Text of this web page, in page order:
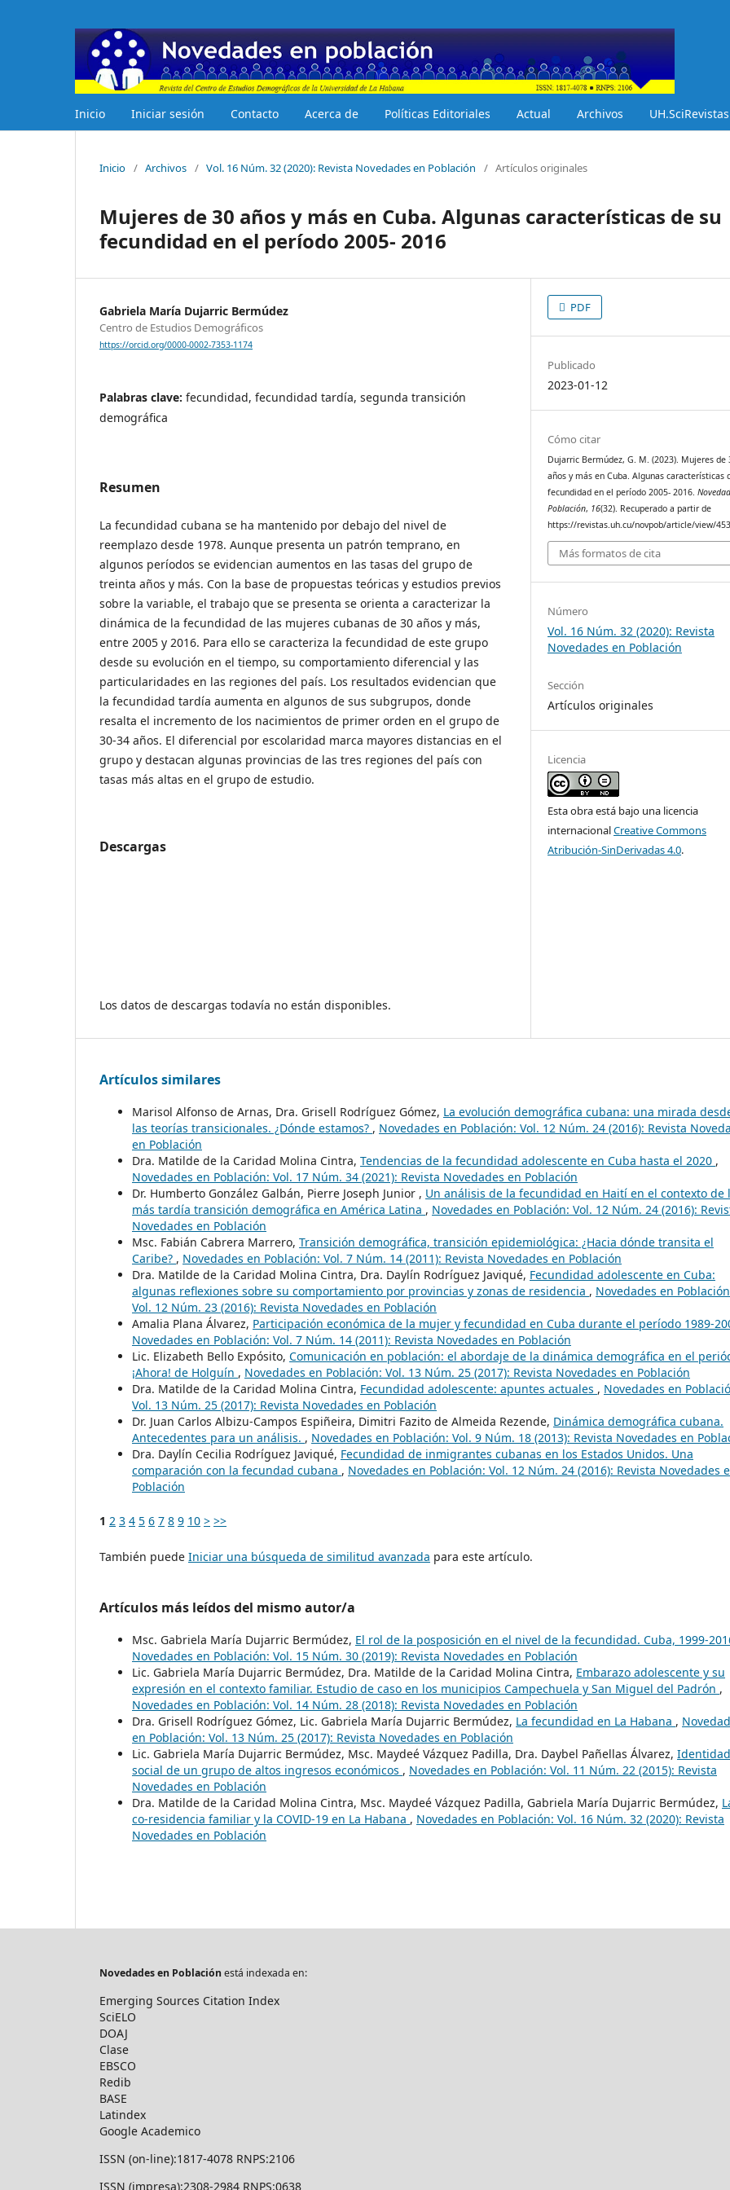
Inicio Iniciar sesión Contacto Acerca de Políticas Editoriales Actual Archivos UH.SciRevistas
Inicio / Archivos / Vol. 16 Núm. 32 (2020): Revista Novedades en Población / Artículos originales
Mujeres de 30 años y más en Cuba. Algunas características de su
fecundidad en el período 2005- 2016
Gabriela María Dujarric Bermúdez
Centro de Estudios Demográficos
https://orcid.org/0000-0002-7353-1174
Palabras clave: fecundidad, fecundidad tardía, segunda transición
demográfica
Resumen
La fecundidad cubana se ha mantenido por debajo del nivel de
reemplazo desde 1978. Aunque presenta un patrón temprano, en
algunos períodos se evidencian aumentos en las tasas del grupo de
treinta años y más. Con la base de propuestas teóricas y estudios previos
sobre la variable, el trabajo que se presenta se orienta a caracterizar la
dinámica de la fecundidad de las mujeres cubanas de 30 años y más,
entre 2005 y 2016. Para ello se caracteriza la fecundidad de este grupo
desde su evolución en el tiempo, su comportamiento diferencial y las
particularidades en las regiones del país. Los resultados evidencian que
la fecundidad tardía aumenta en algunos de sus subgrupos, donde
resalta el incremento de los nacimientos de primer orden en el grupo de
30-34 años. El diferencial por escolaridad marca mayores distancias en el
grupo y destacan algunas provincias de las tres regiones del país con
tasas más altas en el grupo de estudio.
Descargas
Los datos de descargas todavía no están disponibles.
PDF
Publicado
2023-01-12
Cómo citar
Dujarric Bermúdez, G. M. (2023). Mujeres de
años y más en Cuba. Algunas características
fecundidad en el período 2005- 2016.
Población, 16(32). Recuperado a partir de
https://revistas.uh.cu/novpob/article/view/453
Más formatos de cita
Número
Vol. 16 Núm. 32 (2020): Revista
Novedades en Población
Sección
Artículos originales
Licencia
Esta obra está bajo una licencia
internacionalCreative Commons
Atribución-SinDerivadas 4.0.
Artículos similares
Marisol Alfonso de Arnas, Dra. Grisell Rodríguez Gómez, La evolución demográfica cubana: una mirada
las teorías transicionales. ¿Dónde estamos? , Novedades en Población: Vol. 12 Núm. 24 (2016): Revista
en Población
Dra. Matilde de la Caridad Molina Cintra, Tendencias de la fecundidad adolescente en Cuba hasta el 2020 ,
Novedades en Población: Vol. 17 Núm. 34 (2021): Revista Novedades en Población
Dr. Humberto González Galbán, Pierre Joseph Junior , Un análisis de la fecundidad en Haití en el contexto de
más tardía transición demográfica en América Latina , Novedades en Población: Vol. 12 Núm. 24 (2016):
Novedades en Población
Msc. Fabián Cabrera Marrero, Transición demográfica, transición epidemiológica: ¿Hacia dónde transita el
Caribe? , Novedades en Población: Vol. 7 Núm. 14 (2011): Revista Novedades en Población
Dra. Matilde de la Caridad Molina Cintra, Dra. Daylín Rodríguez Javiqué, Fecundidad adolescente en Cuba:
algunas reflexiones sobre su comportamiento por provincias y zonas de residencia , Novedades en
Vol. 12 Núm. 23 (2016): Revista Novedades en Población
Amalia Plana Álvarez, Participación económica de la mujer y fecundidad en Cuba durante el período 1989-
Novedades en Población: Vol. 7 Núm. 14 (2011): Revista Novedades en Población
Lic. Elizabeth Bello Expósito, Comunicación en población: el abordaje de la dinámica demográfica en el
¡Ahora! de Holguín , Novedades en Población: Vol. 13 Núm. 25 (2017): Revista Novedades en Población
Dra. Matilde de la Caridad Molina Cintra, Fecundidad adolescente: apuntes actuales , Novedades en
Vol. 13 Núm. 25 (2017): Revista Novedades en Población
Dr. Juan Carlos Albizu-Campos Espiñeira, Dimitri Fazito de Almeida Rezende, Dinámica demográfica cubana.
Antecedentes para un análisis. , Novedades en Población: Vol. 9 Núm. 18 (2013): Revista Novedades en
Dra. Daylín Cecilia Rodríguez Javiqué, Fecundidad de inmigrantes cubanas en los Estados Unidos. Una
comparación con la fecundad cubana , Novedades en Población: Vol. 12 Núm. 24 (2016): Revista Novedades
Población
1 2 3 4 5 6 7 8 9 10 > >>
También puede Iniciar una búsqueda de similitud avanzada para este artículo.
Artículos más leídos del mismo autor/a
Msc. Gabriela María Dujarric Bermúdez, El rol de la posposición en el nivel de la fecundidad. Cuba, 1999-
Novedades en Población: Vol. 15 Núm. 30 (2019): Revista Novedades en Población
Lic. Gabriela María Dujarric Bermúdez, Dra. Matilde de la Caridad Molina Cintra, Embarazo adolescente y su
expresión en el contexto familiar. Estudio de caso en los municipios Campechuela y San Miguel del Padrón ,
Novedades en Población: Vol. 14 Núm. 28 (2018): Revista Novedades en Población
Dra. Grisell Rodríguez Gómez, Lic. Gabriela María Dujarric Bermúdez, La fecundidad en La Habana ,
en Población: Vol. 13 Núm. 25 (2017): Revista Novedades en Población
Lic. Gabriela María Dujarric Bermúdez, Msc. Maydeé Vázquez Padilla, Dra. Daybel Pañellas Álvarez, Identidad
social de un grupo de altos ingresos económicos , Novedades en Población: Vol. 11 Núm. 22 (2015): Revista
Novedades en Población
Dra. Matilde de la Caridad Molina Cintra, Msc. Maydeé Vázquez Padilla, Gabriela María Dujarric Bermúdez,
co-residencia familiar y la COVID-19 en La Habana , Novedades en Población: Vol. 16 Núm. 32 (2020): Revista
Novedades en Población
Novedades en Poblaciónestá indexada en:
Emerging Sources Citation Index
SciELO
DOAJ
Clase
EBSCO
Redib
BASE
Latindex
Google Academico
ISSN (on-line):1817-4078 RNPS:2106
ISSN (impresa):2308-2984 RNPS:0638